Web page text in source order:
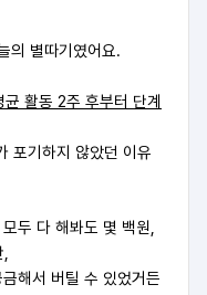
의 별따기였어요.
활동 2주 후부터 단계
포기하지 않았던 이유
두 다 해봐도 몇 백원,
,
해서 버틸 수 있었거든